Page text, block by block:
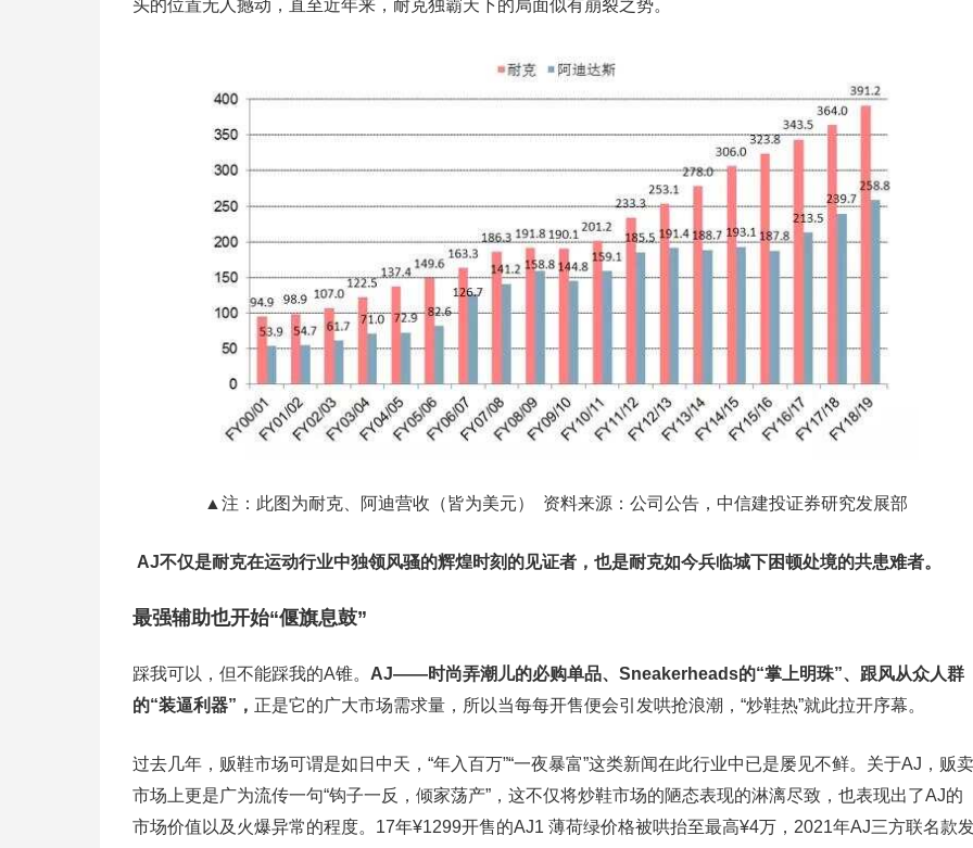
头的位置无人撼动，直至近年来，耐克独霸天下的局面似有崩裂之势。
▲注：此图为耐克、阿迪营收（皆为美元） 资料来源：公司公告，中信建投证券研究发展部
AJ不仅是耐克在运动行业中独领风骚的辉煌时刻的见证者，也是耐克如今兵临城下困顿处境的共患难者。
最强辅助也开始“偃旗息鼓”
踩我可以，但不能踩我的A锥。 AJ——时尚弄潮儿的必购单品、Sneakerheads的“掌上明珠”、跟风从众人群
的“装逼利器”， 正是它的广大市场需求量，所以当每每开售便会引发哄抢浪潮，“炒鞋热”就此拉开序幕。
过去几年，贩鞋市场可谓是如日中天，“年入百万”“一夜暴富”这类新闻在此行业中已是屡见不鲜。关于AJ，贩卖
市场上更是广为流传一句“钩子一反，倾家荡产”，这不仅将炒鞋市场的陋态表现的淋漓尽致，也表现出了AJ的
市场价值以及火爆异常的程度。17年¥1299开售的AJ1 薄荷绿价格被哄抬至最高¥4万，2021年AJ三方联名款